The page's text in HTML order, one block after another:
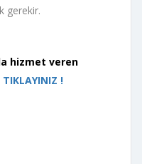
gerekir.
hizmet veren
TIKLAYINIZ !